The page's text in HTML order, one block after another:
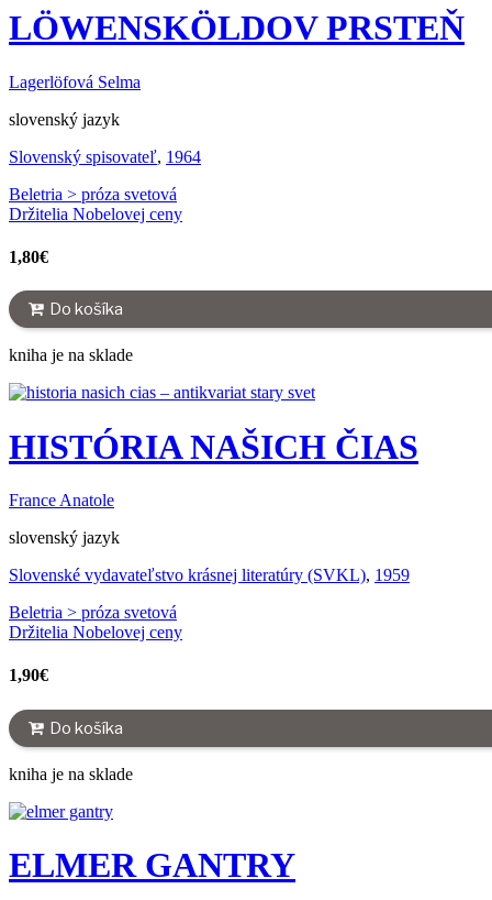
LÖWENSKÖLDOV PRSTEŇ
Lagerlöfová Selma
slovenský jazyk
Slovenský spisovateľ, 1964
Beletria > próza svetová
Držitelia Nobelovej ceny
1,80€
Do košíka
kniha je na sklade
HISTÓRIA NAŠICH ČIAS
France Anatole
slovenský jazyk
Slovenské vydavateľstvo krásnej literatúry (SVKL), 1959
Beletria > próza svetová
Držitelia Nobelovej ceny
1,90€
Do košíka
kniha je na sklade
ELMER GANTRY